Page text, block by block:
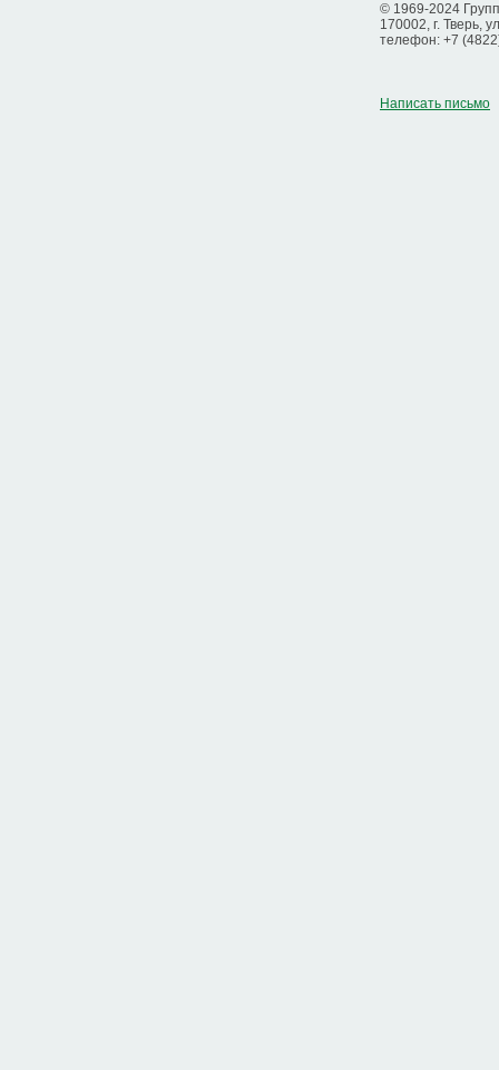
© 1969-2024
170002, г. Тверь,
телефон: +7
Написать письмо